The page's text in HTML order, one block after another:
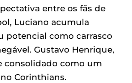
entre os fãs de
Luciano acumula
potencial como carrasco
Gustavo Henrique,
consolidado como um
Corinthians.